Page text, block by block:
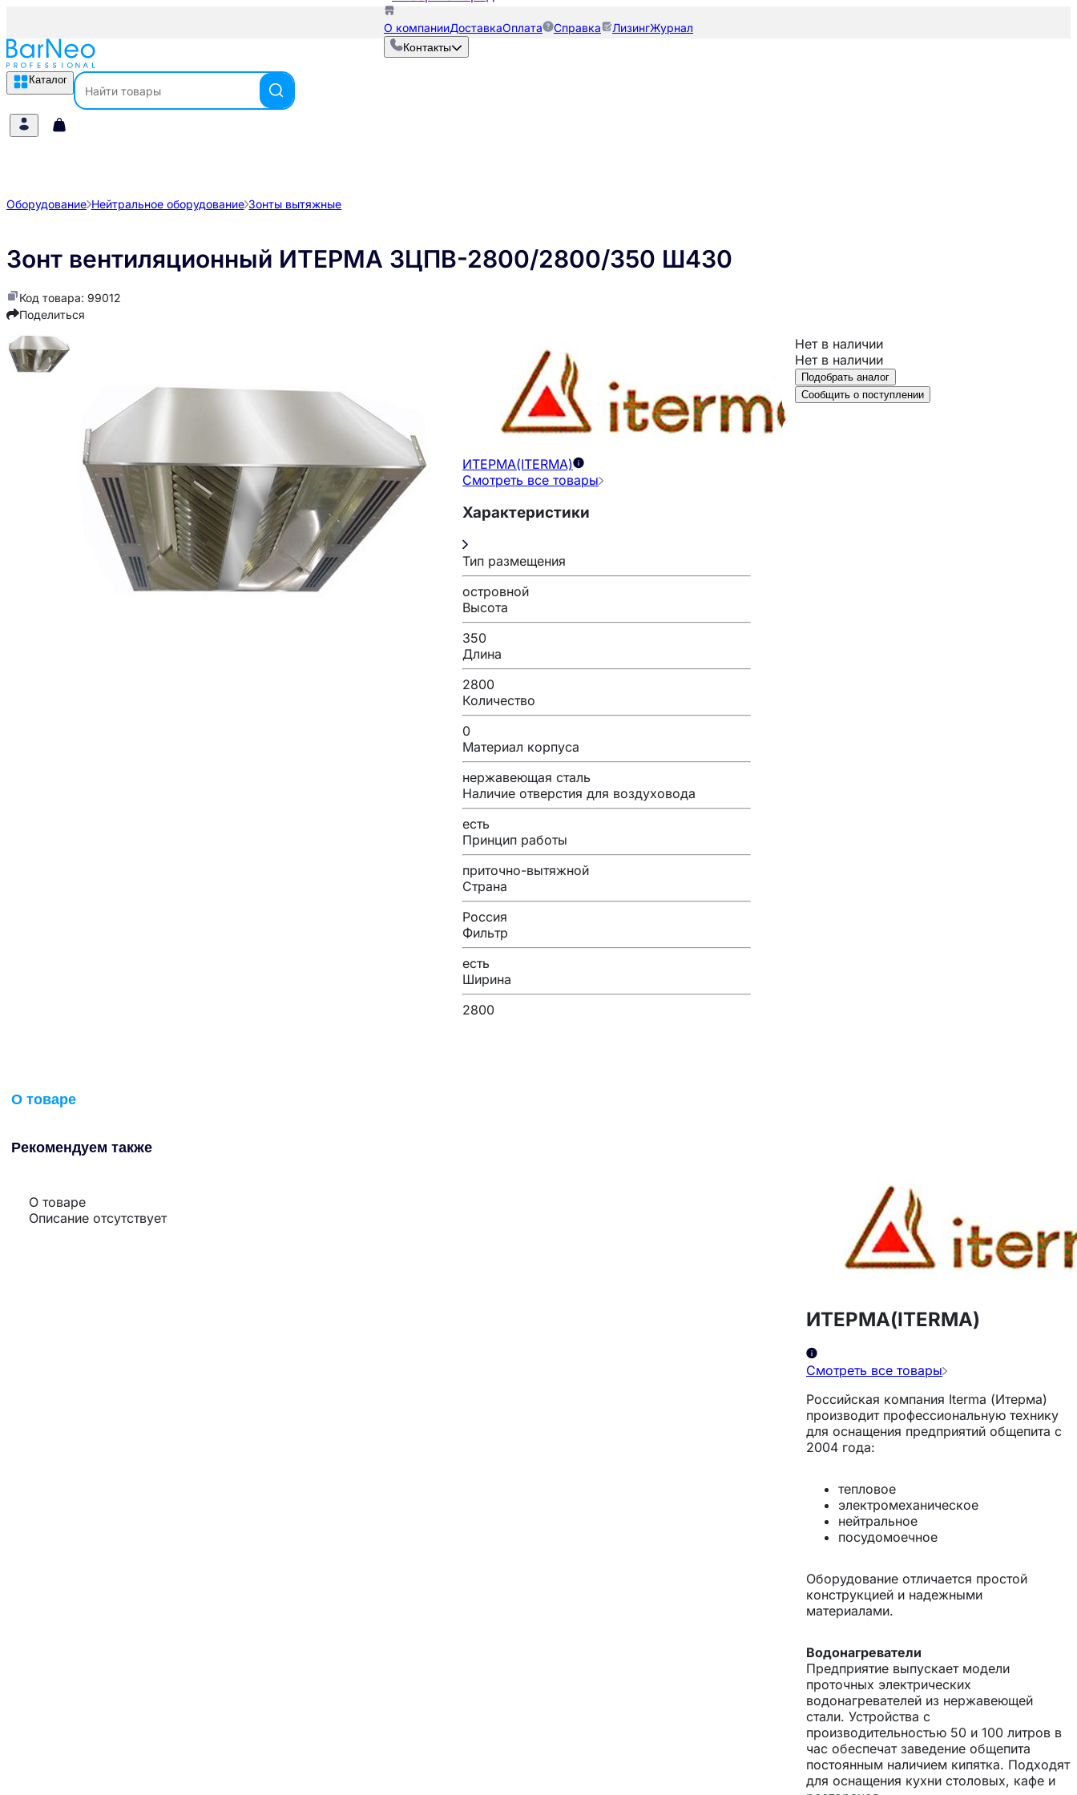
О компанииДоставкаОплата Справка ЛизингЖурнал
Контакты
Каталог
Оборудование Нейтральное оборудование Зонты вытяжные
Зонт вентиляционный ИТЕРМА ЗЦПВ-2800/2800/350 Ш430
Код товара: 99012
Поделиться
ИТЕРМА(ITERMA)
Смотреть все товары
Характеристики
Тип размещения
островной
Высота
350
Длина
2800
Количество
0
Материал корпуса
нержавеющая сталь
Наличие отверстия для воздуховода
есть
Принцип работы
приточно-вытяжной
Страна
Россия
Фильтр
есть
Ширина
2800
Нет в наличии
Нет в наличии
Подобрать аналог
Сообщить о поступлении
О товаре
Рекомендуем также
О товаре
Описание отсутствует
ИТЕРМА(ITERMA)
Смотреть все товары
Российская компания Iterma (Итерма)
производит профессиональную технику
для оснащения предприятий общепита с
2004 года:
тепловое
электромеханическое
нейтральное
посудомоечное
Оборудование отличается простой
конструкцией и надежными
материалами.
Водонагреватели
Предприятие выпускает модели
проточных электрических
водонагревателей из нержавеющей
стали. Устройства с
производительностью 50 и 100 литров в
час обеспечат заведение общепита
постоянным наличием кипятка. Подходят
для оснащения кухни столовых, кафе и